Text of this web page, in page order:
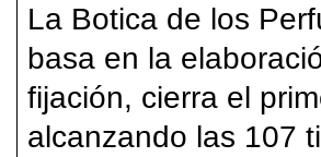
La Botica de los
basa en la
fijación, cierra el
alcanzando las 107